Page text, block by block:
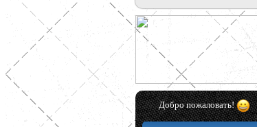
Добро пожаловать!